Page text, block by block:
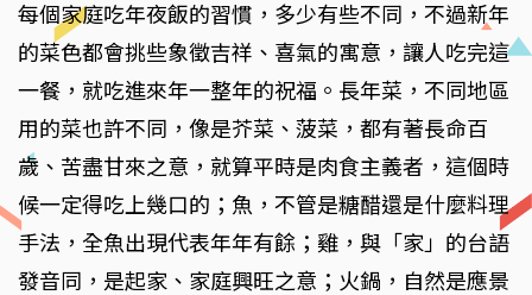
每個家庭吃年夜飯的習慣，多少有些不同，不過新年
的菜色都會挑些象徵吉祥、喜氣的寓意，讓人吃完這
一餐，就吃進來年一整年的祝福。長年菜，不同地區
用的菜也許不同，像是芥菜、菠菜，都有著長命百
歲、苦盡甘來之意，就算平時是肉食主義者，這個時
候一定得吃上幾口的；魚，不管是糖醋還是什麼料理
手法，全魚出現代表年年有餘；雞，與「家」的台語
發音同，是起家、家庭興旺之意；火鍋，自然是應景